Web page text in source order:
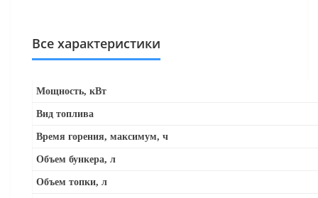
Все характеристики
Мощность, кВт
Вид топлива
Время горения, максимум, ч
Объем бункера, л
Объем топки, л